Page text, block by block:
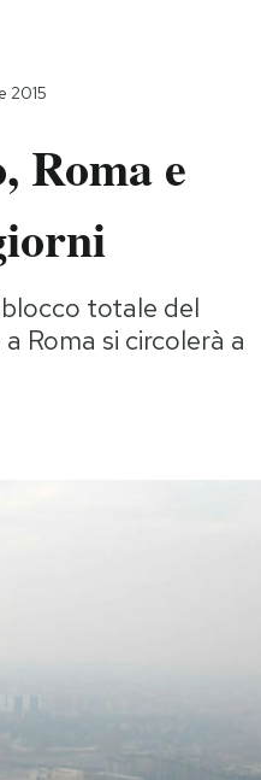
2015
Roma e
totale del
Roma si circolerà a